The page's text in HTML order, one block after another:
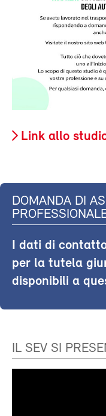
Link allo
DOMANDA DI
I dati di
per la tutela
disponibili a
IL SEV SI